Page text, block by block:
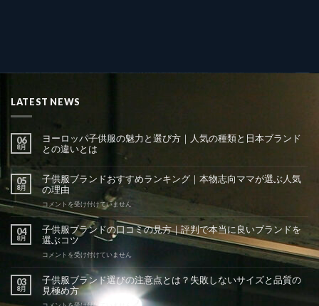
LATEST NEWS
06
8月
ヨーロッパ子供服の魅力と選び方｜人気の種類と日本ブランド
との違いとは
05
8月
子供服ブランドおすすめランキング｜本物志向ママが選ぶ人気
の理由
子
供
服
ブ
ラ
ン
す
す
め
コメントを受け付けていません
04
8月
子供服ブランドの口コミの見方｜評判で本当に良いブランドを
選ぶコツ
子
服
ブ
ラ
ン
コメントを受け付けていません
03
8月
子供服ブランド選びの注意点とは？失敗しないサイズと品質の
見極め方